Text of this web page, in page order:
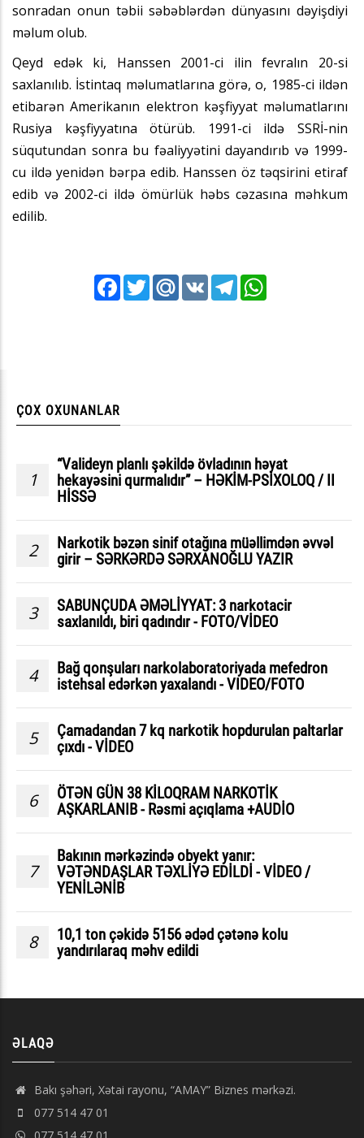
sonradan onun təbii səbəblərdən dünyasını dəyişdiyi
məlum olub.
Qeyd edək ki, Hanssen 2001-ci ilin fevralın 20-si
saxlanılıb. İstintaq məlumatlarına görə, o, 1985-ci ildən
etibarən Amerikanın elektron kəşfiyyat məlumatlarını
Rusiya kəşfiyyatına ötürüb. 1991-ci ildə SSRİ-nin
süqutundan sonra bu fəaliyyətini dayandırıb və 1999-
cu ildə yenidən bərpa edib. Hanssen öz təqsirini etiraf
edib və 2002-ci ildə ömürlük həbs cəzasına məhkum
edilib.
FacebookTwitterMail.RuVK Telegram
ÇOX OXUNANLAR
1
“Valideyn planlı şəkildə övladının həyat
hekayəsini qurmalıdır” – HƏKİM-PSİXOLOQ / II
HİSSƏ
2
Narkotik bəzən sinif otağına müəllimdən əvvəl
girir – SƏRKƏRDƏ SƏRXANOĞLU YAZIR
3
SABUNÇUDA ƏMƏLİYYAT: 3 narkotacir
saxlanıldı, biri qadındır - FOTO/VİDEO
4
Bağ qonşuları narkolaboratoriyada mefedron
istehsal edərkən yaxalandı - VIDEO/FOTO
5
Çamadandan 7 kq narkotik hopdurulan paltarlar
çıxdı - VİDEO
6
ÖTƏN GÜN 38 KİLOQRAM NARKOTİK
AŞKARLANIB - Rəsmi açıqlama +AUDİO
7
Bakının mərkəzində obyekt yanır:
VƏTƏNDAŞLAR TƏXLİYƏ EDİLDİ - VİDEO /
YENİLƏNİB
8
10,1 ton çəkidə 5156 ədəd çətənə kolu
yandırılaraq məhv edildi
ƏLAQƏ
Bakı şəhəri, Xətai rayonu, “AMAY” Biznes mərkəzi.
077 514 47 01